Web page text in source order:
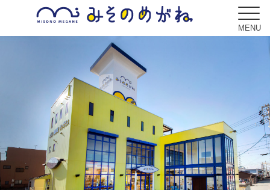
MENU
コンセプト